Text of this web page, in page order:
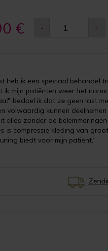
€ - +
heb ik een speciaal behandel
mijn patiënten weer het
bedoel ik dat ze geen last
volwaardig kunnen
alles zonder de
is compressie kleding van
biedt voor mijn patiënt.’